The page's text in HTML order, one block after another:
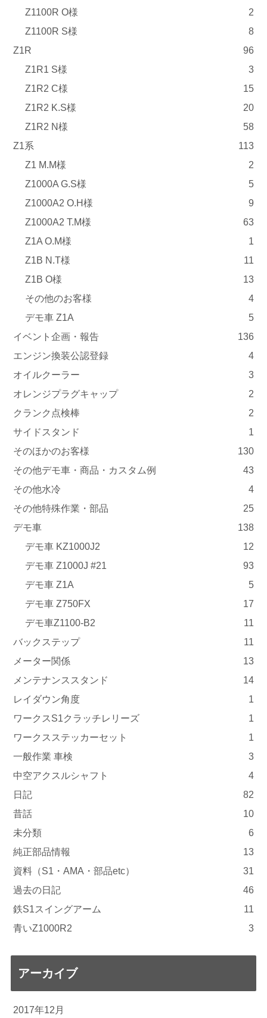
Z1100R O様
2
Z1100R S様
8
Z1R
96
Z1R1 S様
3
Z1R2 C様
15
Z1R2 K.S様
20
Z1R2 N様
58
Z1系
113
Z1 M.M様
2
Z1000A G.S様
5
Z1000A2 O.H様
9
Z1000A2 T.M様
63
Z1A O.M様
1
Z1B N.T様
11
Z1B O様
13
その他のお客様
4
デモ車 Z1A
5
イベント企画・報告
136
エンジン換装公認登録
4
オイルクーラー
3
オレンジプラグキャップ
2
クランク点検棒
2
サイドスタンド
1
そのほかのお客様
130
その他デモ車・商品・カスタム例
43
その他水冷
4
その他特殊作業・部品
25
デモ車
138
デモ車 KZ1000J2
12
デモ車 Z1000J #21
93
デモ車 Z1A
5
デモ車 Z750FX
17
デモ車Z1100-B2
11
バックステップ
11
メーター関係
13
メンテナンススタンド
14
レイダウン角度
1
ワークスS1クラッチレリーズ
1
ワークスステッカーセット
1
一般作業 車検
3
中空アクスルシャフト
4
日記
82
昔話
10
未分類
6
純正部品情報
13
資料（S1・AMA・部品etc）
31
過去の日記
46
鉄S1スイングアーム
11
青いZ1000R2
3
アーカイブ
2017年12月